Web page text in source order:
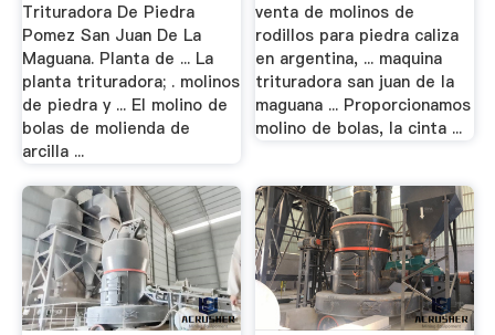
Trituradora De Piedra
Pomez San Juan De La
Maguana. Planta de ... La
planta trituradora; . molinos
de piedra y ... El molino de
bolas de molienda de
arcilla ...
venta de molinos de
rodillos para piedra caliza
en argentina, ... maquina
trituradora san juan de la
maguana ... Proporcionamos
molino de bolas, la cinta ...